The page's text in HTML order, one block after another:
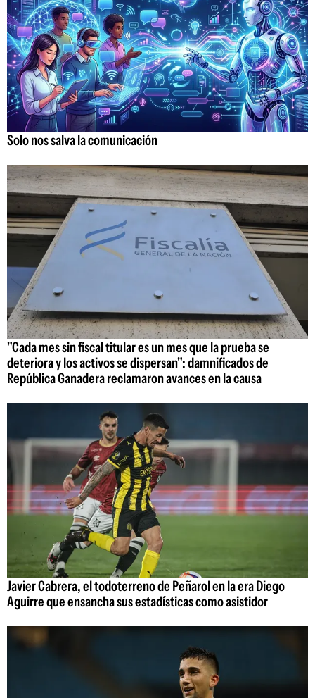
Solo nos salva la comunicación
"Cada mes sin fiscal titular es un mes que la prueba se
deteriora y los activos se dispersan": damnificados de
República Ganadera reclamaron avances en la causa
Javier Cabrera, el todoterreno de Peñarol en la era Diego
Aguirre que ensancha sus estadísticas como asistidor